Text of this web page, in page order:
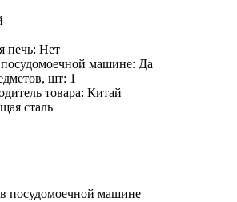
печь: Нет
машине: Да
шт: 1
товара: Китай
сталь
посудомоечной машине